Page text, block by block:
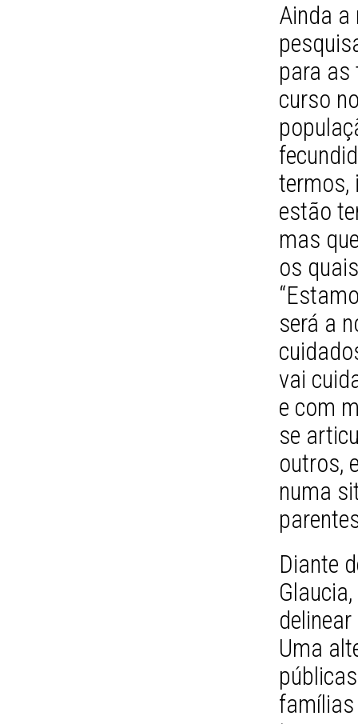
Ainda a
para as
curso
termos,
estão
mas
os
será a
vai
e com
se
outros,
numa
Diante
Uma
famílias